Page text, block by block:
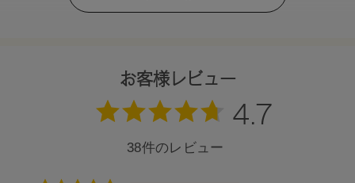
ルコール、セタノール、ジステアリン酸スクロース、１，２
03：水、ステアリン酸、アクリレーツコポリマーアンモニウ
ム、ミツロウ、カルナウバロウ、ＢＧ、ＴＥＡ 、アラビアゴ
ム、グリセリン、イソステアリルアルコール、シリカ、ステ
アリルアルコール、セタノール、ジステアリン酸スクロー
お客様レビュー